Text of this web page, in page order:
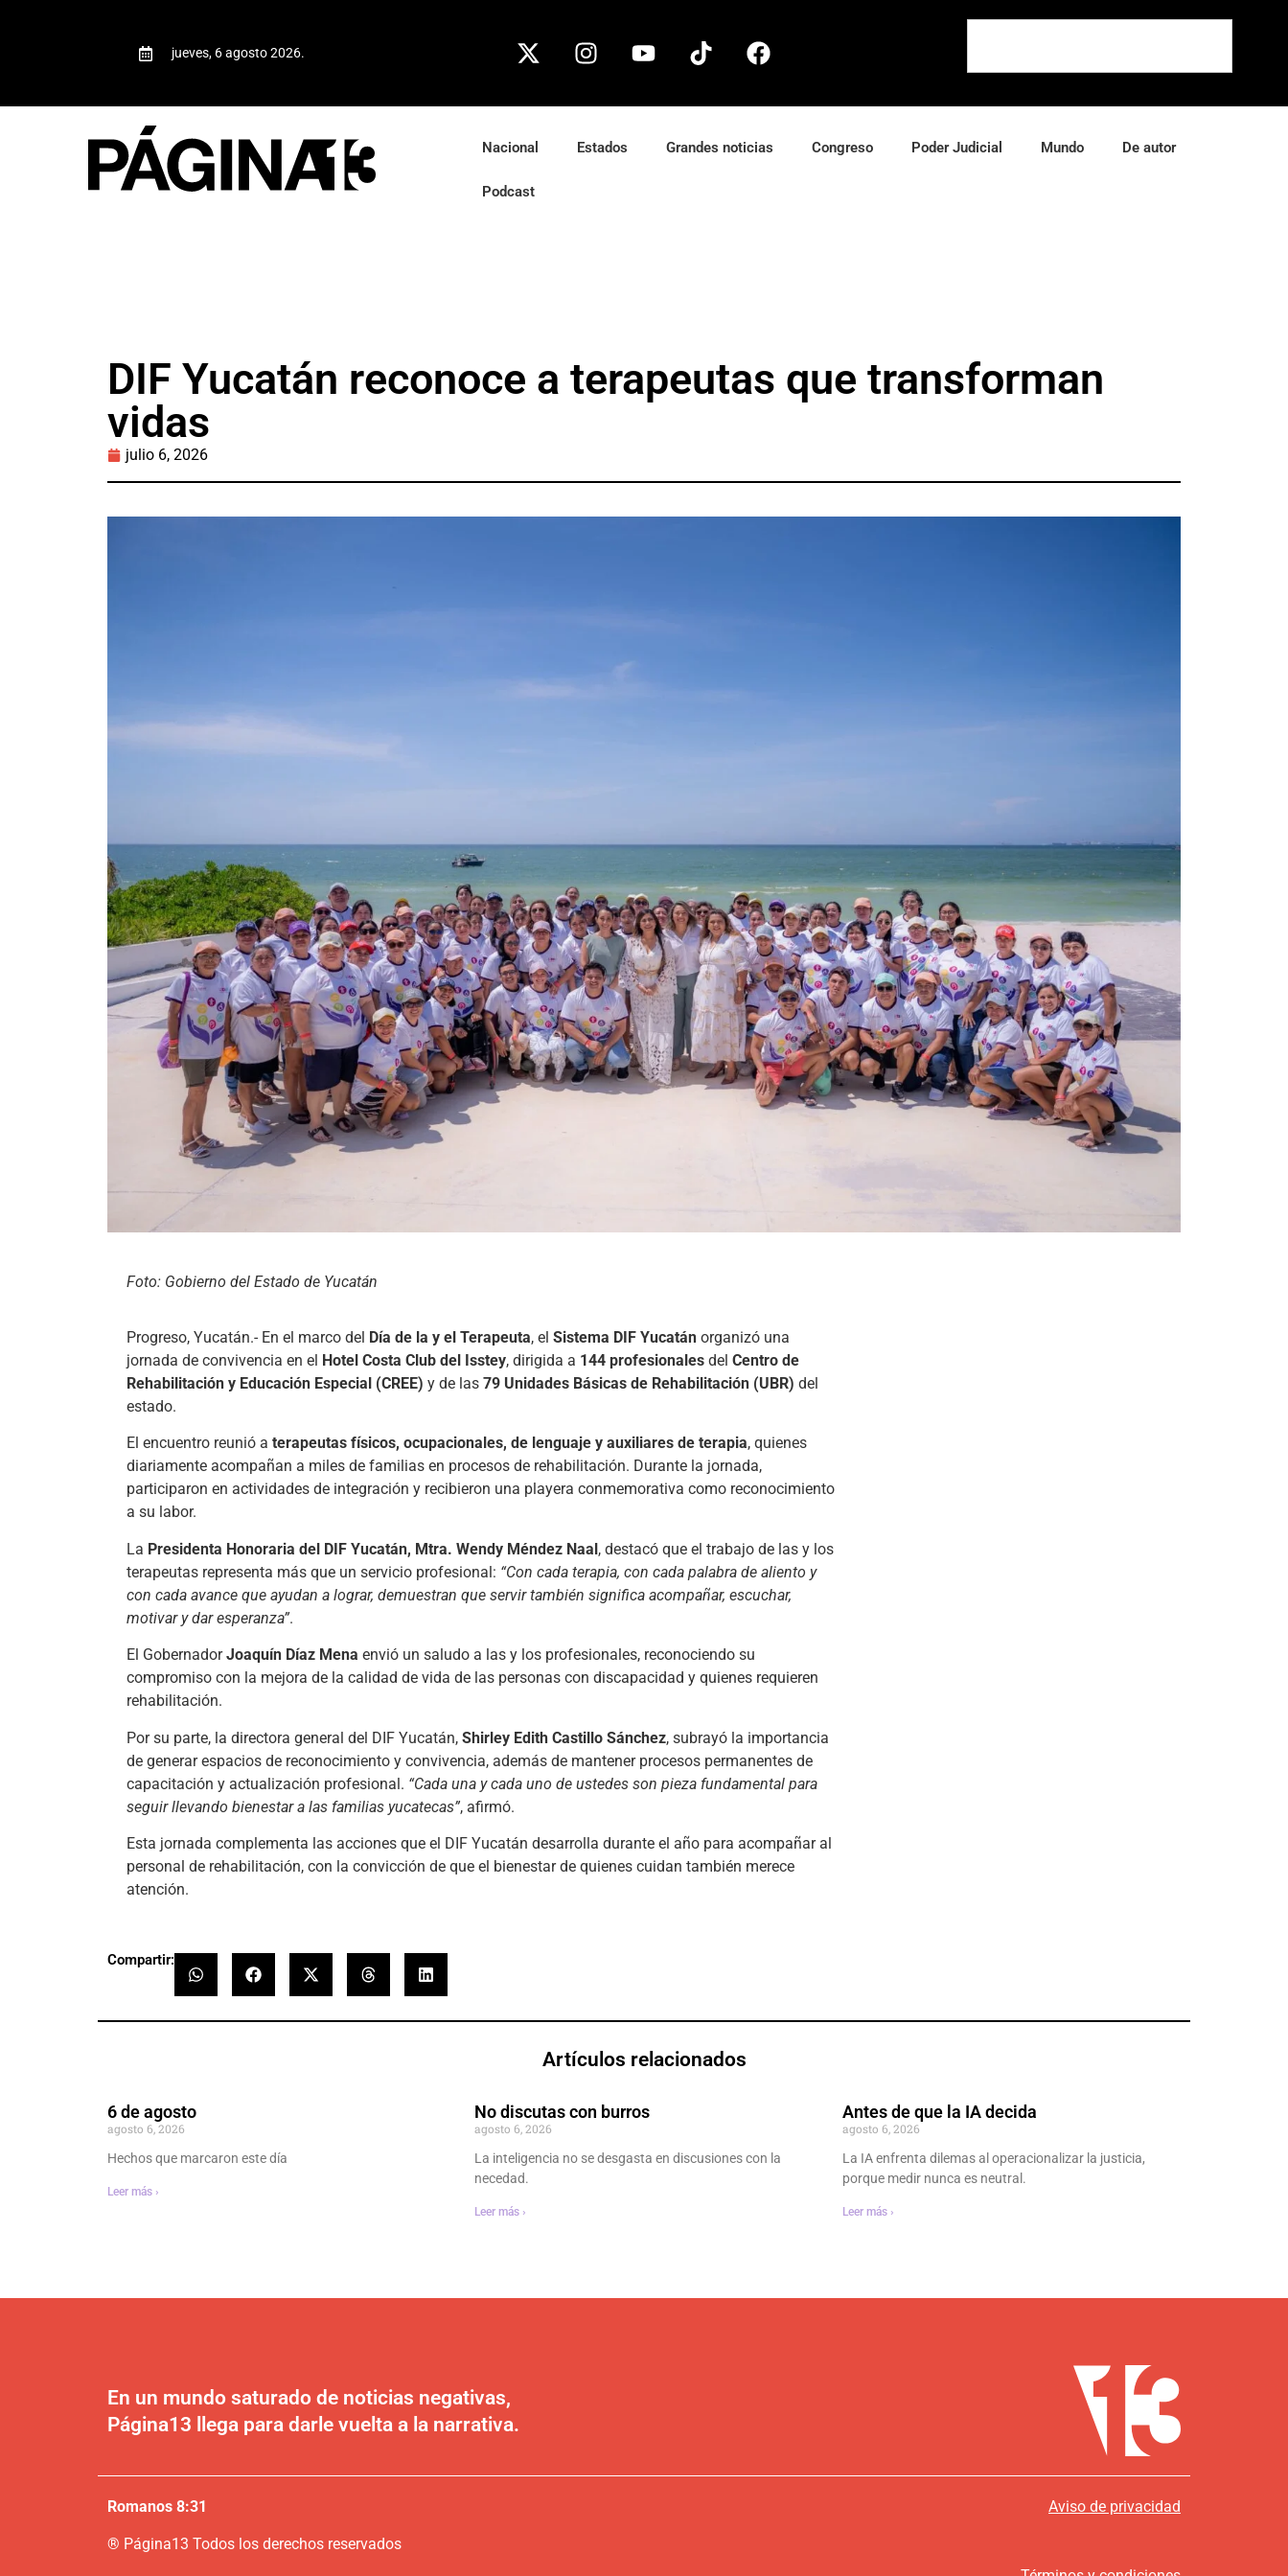
jueves, 6 agosto 2026.
Nacional Estados Grandes noticias Congreso Poder Judicial Mundo De autor
Podcast
DIF Yucatán reconoce a terapeutas que transforman
vidas
julio 6, 2026
Foto: Gobierno del Estado de Yucatán
Progreso, Yucatán.- En el marco del Día de la y el Terapeuta, el Sistema DIF Yucatán organizó una
jornada de convivencia en el Hotel Costa Club del Isstey, dirigida a 144 profesionales del Centro de
Rehabilitación y Educación Especial (CREE) y de las 79 Unidades Básicas de Rehabilitación (UBR) del
estado.
El encuentro reunió a terapeutas físicos, ocupacionales, de lenguaje y auxiliares de terapia, quienes
diariamente acompañan a miles de familias en procesos de rehabilitación. Durante la jornada,
participaron en actividades de integración y recibieron una playera conmemorativa como reconocimiento
a su labor.
La Presidenta Honoraria del DIF Yucatán, Mtra. Wendy Méndez Naal, destacó que el trabajo de las y los
terapeutas representa más que un servicio profesional: “Con cada terapia, con cada palabra de aliento y
con cada avance que ayudan a lograr, demuestran que servir también significa acompañar, escuchar,
motivar y dar esperanza”.
El GobernadorJoaquín Díaz Mena envió un saludo a las y los profesionales, reconociendo su
compromiso con la mejora de la calidad de vida de las personas con discapacidad y quienes requieren
rehabilitación.
Por su parte, la directora general del DIF Yucatán, Shirley Edith Castillo Sánchez, subrayó la importancia
de generar espacios de reconocimiento y convivencia, además de mantener procesos permanentes de
capacitación y actualización profesional. “Cada una y cada uno de ustedes son pieza fundamental para
seguir llevando bienestar a las familias yucatecas”, afirmó.
Esta jornada complementa las acciones que el DIF Yucatán desarrolla durante el año para acompañar al
personal de rehabilitación, con la convicción de que el bienestar de quienes cuidan también merece
atención.
Compartir:
Artículos relacionados
6 de agosto
agosto 6, 2026
Hechos que marcaron este día
Leer más ›
No discutas con burros
agosto 6, 2026
La inteligencia no se desgasta en discusiones con la
necedad.
Leer más ›
Antes de que la IA decida
agosto 6, 2026
La IA enfrenta dilemas al operacionalizar la justicia,
porque medir nunca es neutral.
Leer más ›
En un mundo saturado de noticias negativas,
Página13 llega para darle vuelta a la narrativa.
Romanos 8:31
® Página13 Todos los derechos reservados
Aviso de privacidad